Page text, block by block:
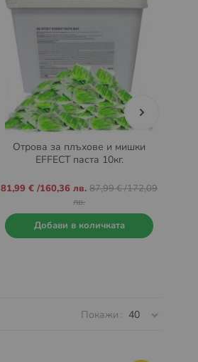
Отрова за плъхове и мишки
EFFECT паста 10кг.
Промо
81,99 € /160,36 лв. 87,99 €/172,09
лв.
Добави в количката
Покажи